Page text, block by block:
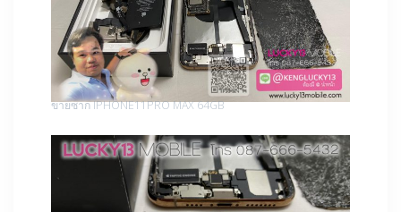
ขายซาก IPHONE11PRO MAX 64GB